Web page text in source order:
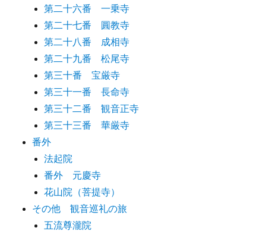
第二十六番 一乗寺
第二十七番 圓教寺
第二十八番 成相寺
第二十九番 松尾寺
第三十番 宝厳寺
第三十一番 長命寺
第三十二番 観音正寺
第三十三番 華厳寺
番外
法起院
番外 元慶寺
花山院（菩提寺）
その他 観音巡礼の旅
五流尊瀧院